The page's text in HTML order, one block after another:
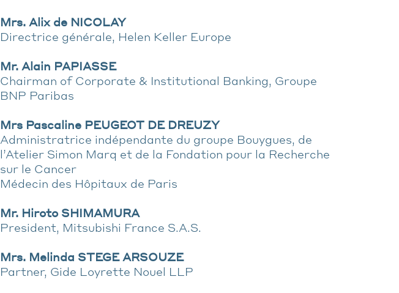
Mrs. Alix de NICOLAY
Directrice générale, Helen Keller Europe
Mr. Alain PAPIASSE
Chairman of Corporate & Institutional Banking, Groupe
BNP Paribas
Mrs Pascaline PEUGEOT DE DREUZY
Administratrice indépendante du groupe Bouygues, de
l’Atelier Simon Marq et de la Fondation pour la Recherche
sur le Cancer
Médecin des Hôpitaux de Paris
Mr. Hiroto SHIMAMURA
President, Mitsubishi France S.A.S.
Mrs. Melinda STEGE ARSOUZE
Partner, Gide Loyrette Nouel LLP